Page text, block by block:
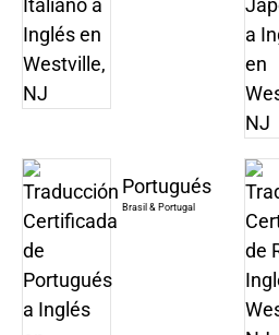
Portugués
Brasil & Portugal